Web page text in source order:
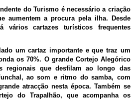
do Turismo é necessário a criação
aumentem a procura pela ilha. Desde
vários cartazes turísticos frequentes
um cartaz importante e que traz um
os 70%. O grande Cortejo Alegórico
regionais que desfilam ao longo das
ao som e ritmo do samba, com
atracção nesta época. Também se
do Trapalhão, que acompanha os